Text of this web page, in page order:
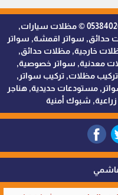
ظلال التميز للمظلات والسواتر - 0538402607 © مظلات سيارات,
سواتر اقمشة, سواتر
خارجية, مظلات حدائق,
معدنية, سواتر خصوصية,
مظلات, تركيب سواتر,
مستودعات حديدية, هناجر
شبوك أمنية